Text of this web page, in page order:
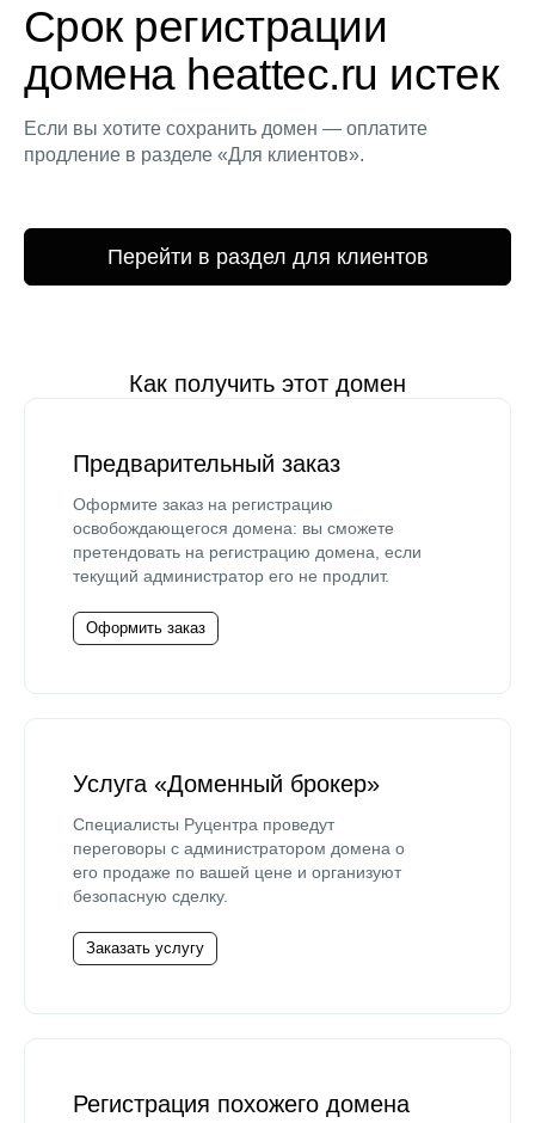
Срок регистрации
домена heattec.ru истек
Если вы хотите сохранить домен — оплатите
продление в разделе «Для клиентов».
Перейти в раздел для клиентов
Как получить этот домен
Предварительный заказ
Оформите заказ на регистрацию
освобождающегося домена: вы сможете
претендовать на регистрацию домена, если
текущий администратор его не продлит.
Оформить заказ
Услуга «Доменный брокер»
Специалисты Руцентра проведут
переговоры с администратором домена о
его продаже по вашей цене и организуют
безопасную сделку.
Заказать услугу
Регистрация похожего домена